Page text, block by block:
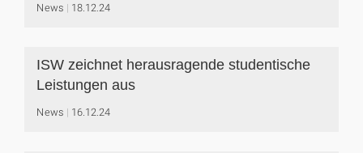
News 18.12.24
ISW zeichnet herausragende studentische
Leistungen aus
News 16.12.24